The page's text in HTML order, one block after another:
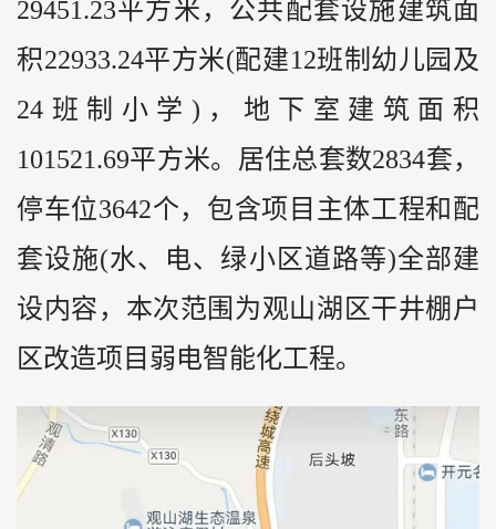
29451.23平方米，公共配套设施建筑面
积22933.24平方米(配建12班制幼儿园及
24班制小学)，地下室建筑面积
101521.69平方米。居住总套数2834套，
停车位3642个，包含项目主体工程和配
套设施(水、电、绿小区道路等)全部建
设内容，本次范围为观山湖区干井棚户
区改造项目弱电智能化工程。